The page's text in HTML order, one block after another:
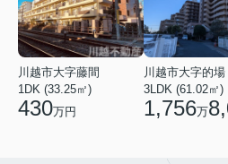
川越市大字藤間
1DK (33.25㎡)
430万円
川越市大字的場
3LDK (61.02㎡)
1,756万